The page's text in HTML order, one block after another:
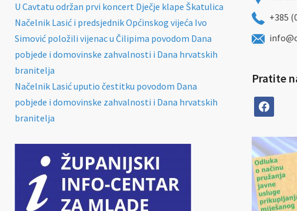
U Cavtatu održan prvi koncert Dječje klape Škatulica
Načelnik Lasić i predsjednik Općinskog vijeća Ivo
Simović položili vijenac u Čilipima povodom Dana
pobjede i domovinske zahvalnosti i Dana hrvatskih
branitelja
Načelnik Lasić uputio čestitku povodom Dana
pobjede i domovinske zahvalnosti i Dana hrvatskih
branitelja
+385
Pratite
facebook